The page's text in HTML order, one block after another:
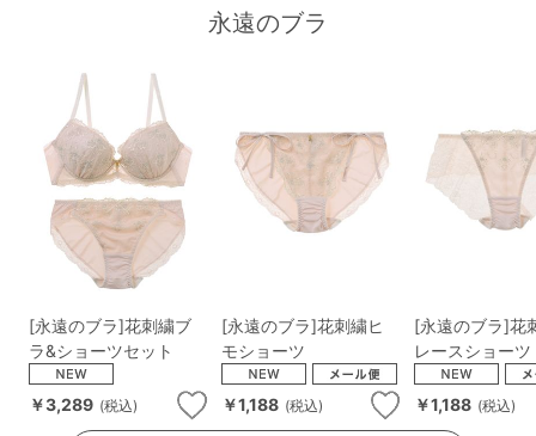
永遠のブラ
[永遠のブラ]花刺繍ブ
ラ&ショーツセット
￥3,289 (税込)
[永遠のブラ]花刺繍ヒ
モショーツ
￥1,188 (税込)
[永遠のブラ]花
レースショーツ
￥1,188 (税込)